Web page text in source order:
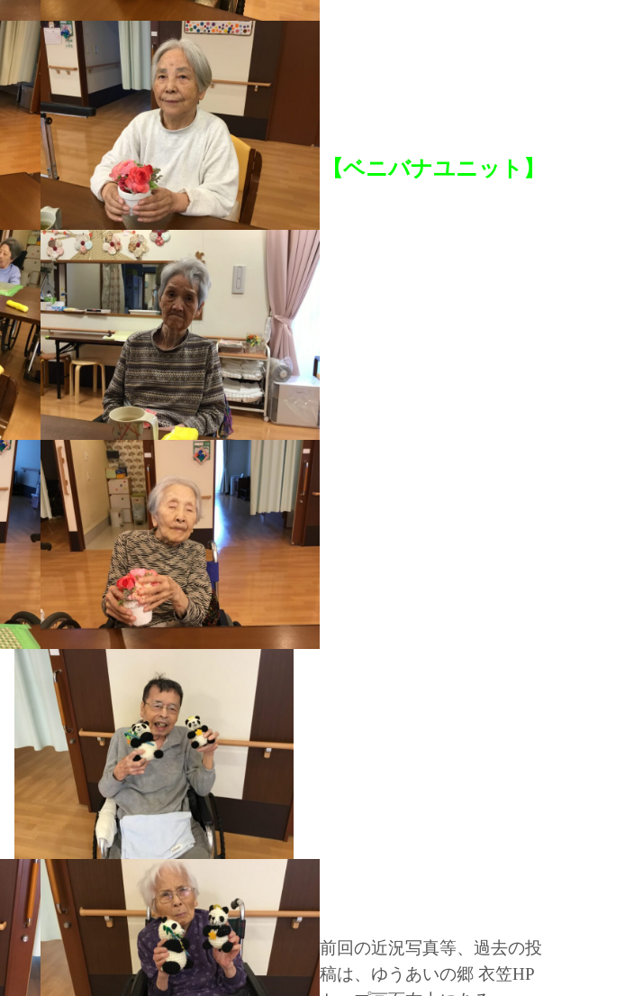
【ベニバナユニット】
前回の近況写真等、過去の投
稿は、ゆうあいの郷 衣笠HP